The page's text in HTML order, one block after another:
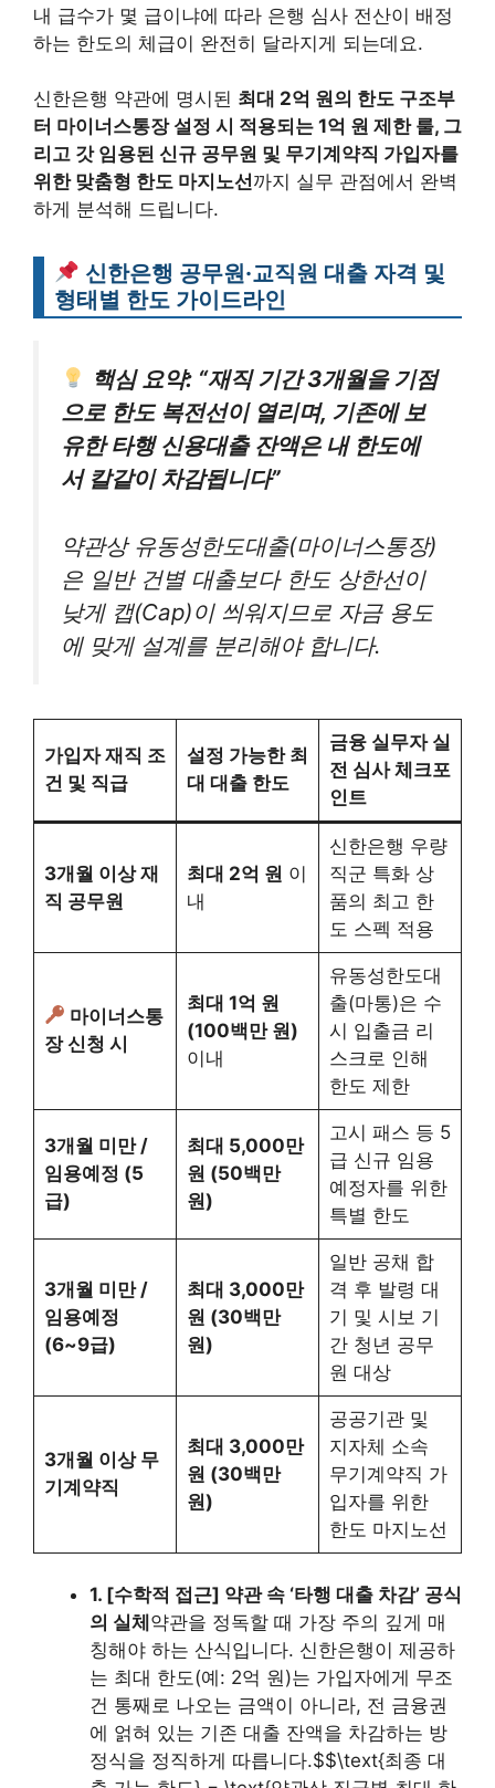
내 급수가 몇 급이냐에 따라 은행 심사 전산이 배정
하는 한도의 체급이 완전히 달라지게 되는데요.
신한은행 약관에 명시된 최대 2억 원의 한도 구조부
터 마이너스통장 설정 시 적용되는 1억 원 제한 룰, 그
리고 갓 임용된 신규 공무원 및 무기계약직 가입자를
위한 맞춤형 한도 마지노선까지 실무 관점에서 완벽
하게 분석해 드립니다.
신한은행 공무원·교직원 대출 자격 및
형태별 한도 가이드라인
핵심 요약: “재직 기간 3개월을 기점
으로 한도 복전선이 열리며, 기존에 보
유한 타행 신용대출 잔액은 내 한도에
서 칼같이 차감됩니다”
약관상 유동성한도대출(마이너스통장)
은 일반 건별 대출보다 한도 상한선이
낮게 캡(Cap)이 씌워지므로 자금 용도
에 맞게 설계를 분리해야 합니다.
가입자 재직 조
건 및 직급
설정 가능한 최
대 대출 한도
금융 실무자 실
전 심사 체크포
인트
3개월 이상 재
직 공무원
최대 2억 원 이
내
신한은행 우량
직군 특화 상
품의 최고 한
도 스펙 적용
마이너스통
장 신청 시
최대 1억 원
(100백만 원)
이내
유동성한도대
출(마통)은 수
시 입출금 리
스크로 인해
한도 제한
3개월 미만 /
임용예정 (5
급)
최대 5,000만
원 (50백만
원)
고시 패스 등 5
급 신규 임용
예정자를 위한
특별 한도
3개월 미만 /
임용예정
(6~9급)
최대 3,000만
원 (30백만
원)
일반 공채 합
격 후 발령 대
기 및 시보 기
간 청년 공무
원 대상
3개월 이상 무
기계약직
최대 3,000만
원 (30백만
원)
공공기관 및
지자체 소속
무기계약직 가
입자를 위한
한도 마지노선
1. [수학적 접근] 약관 속 ‘타행 대출 차감’ 공식
의 실체 약관을 정독할 때 가장 주의 깊게 매
칭해야 하는 산식입니다. 신한은행이 제공하
는 최대 한도(예: 2억 원)는 가입자에게 무조
건 통째로 나오는 금액이 아니라, 전 금융권
에 얽혀 있는 기존 대출 잔액을 차감하는 방
정식을 정직하게 따릅니다.$$\text{최종 대